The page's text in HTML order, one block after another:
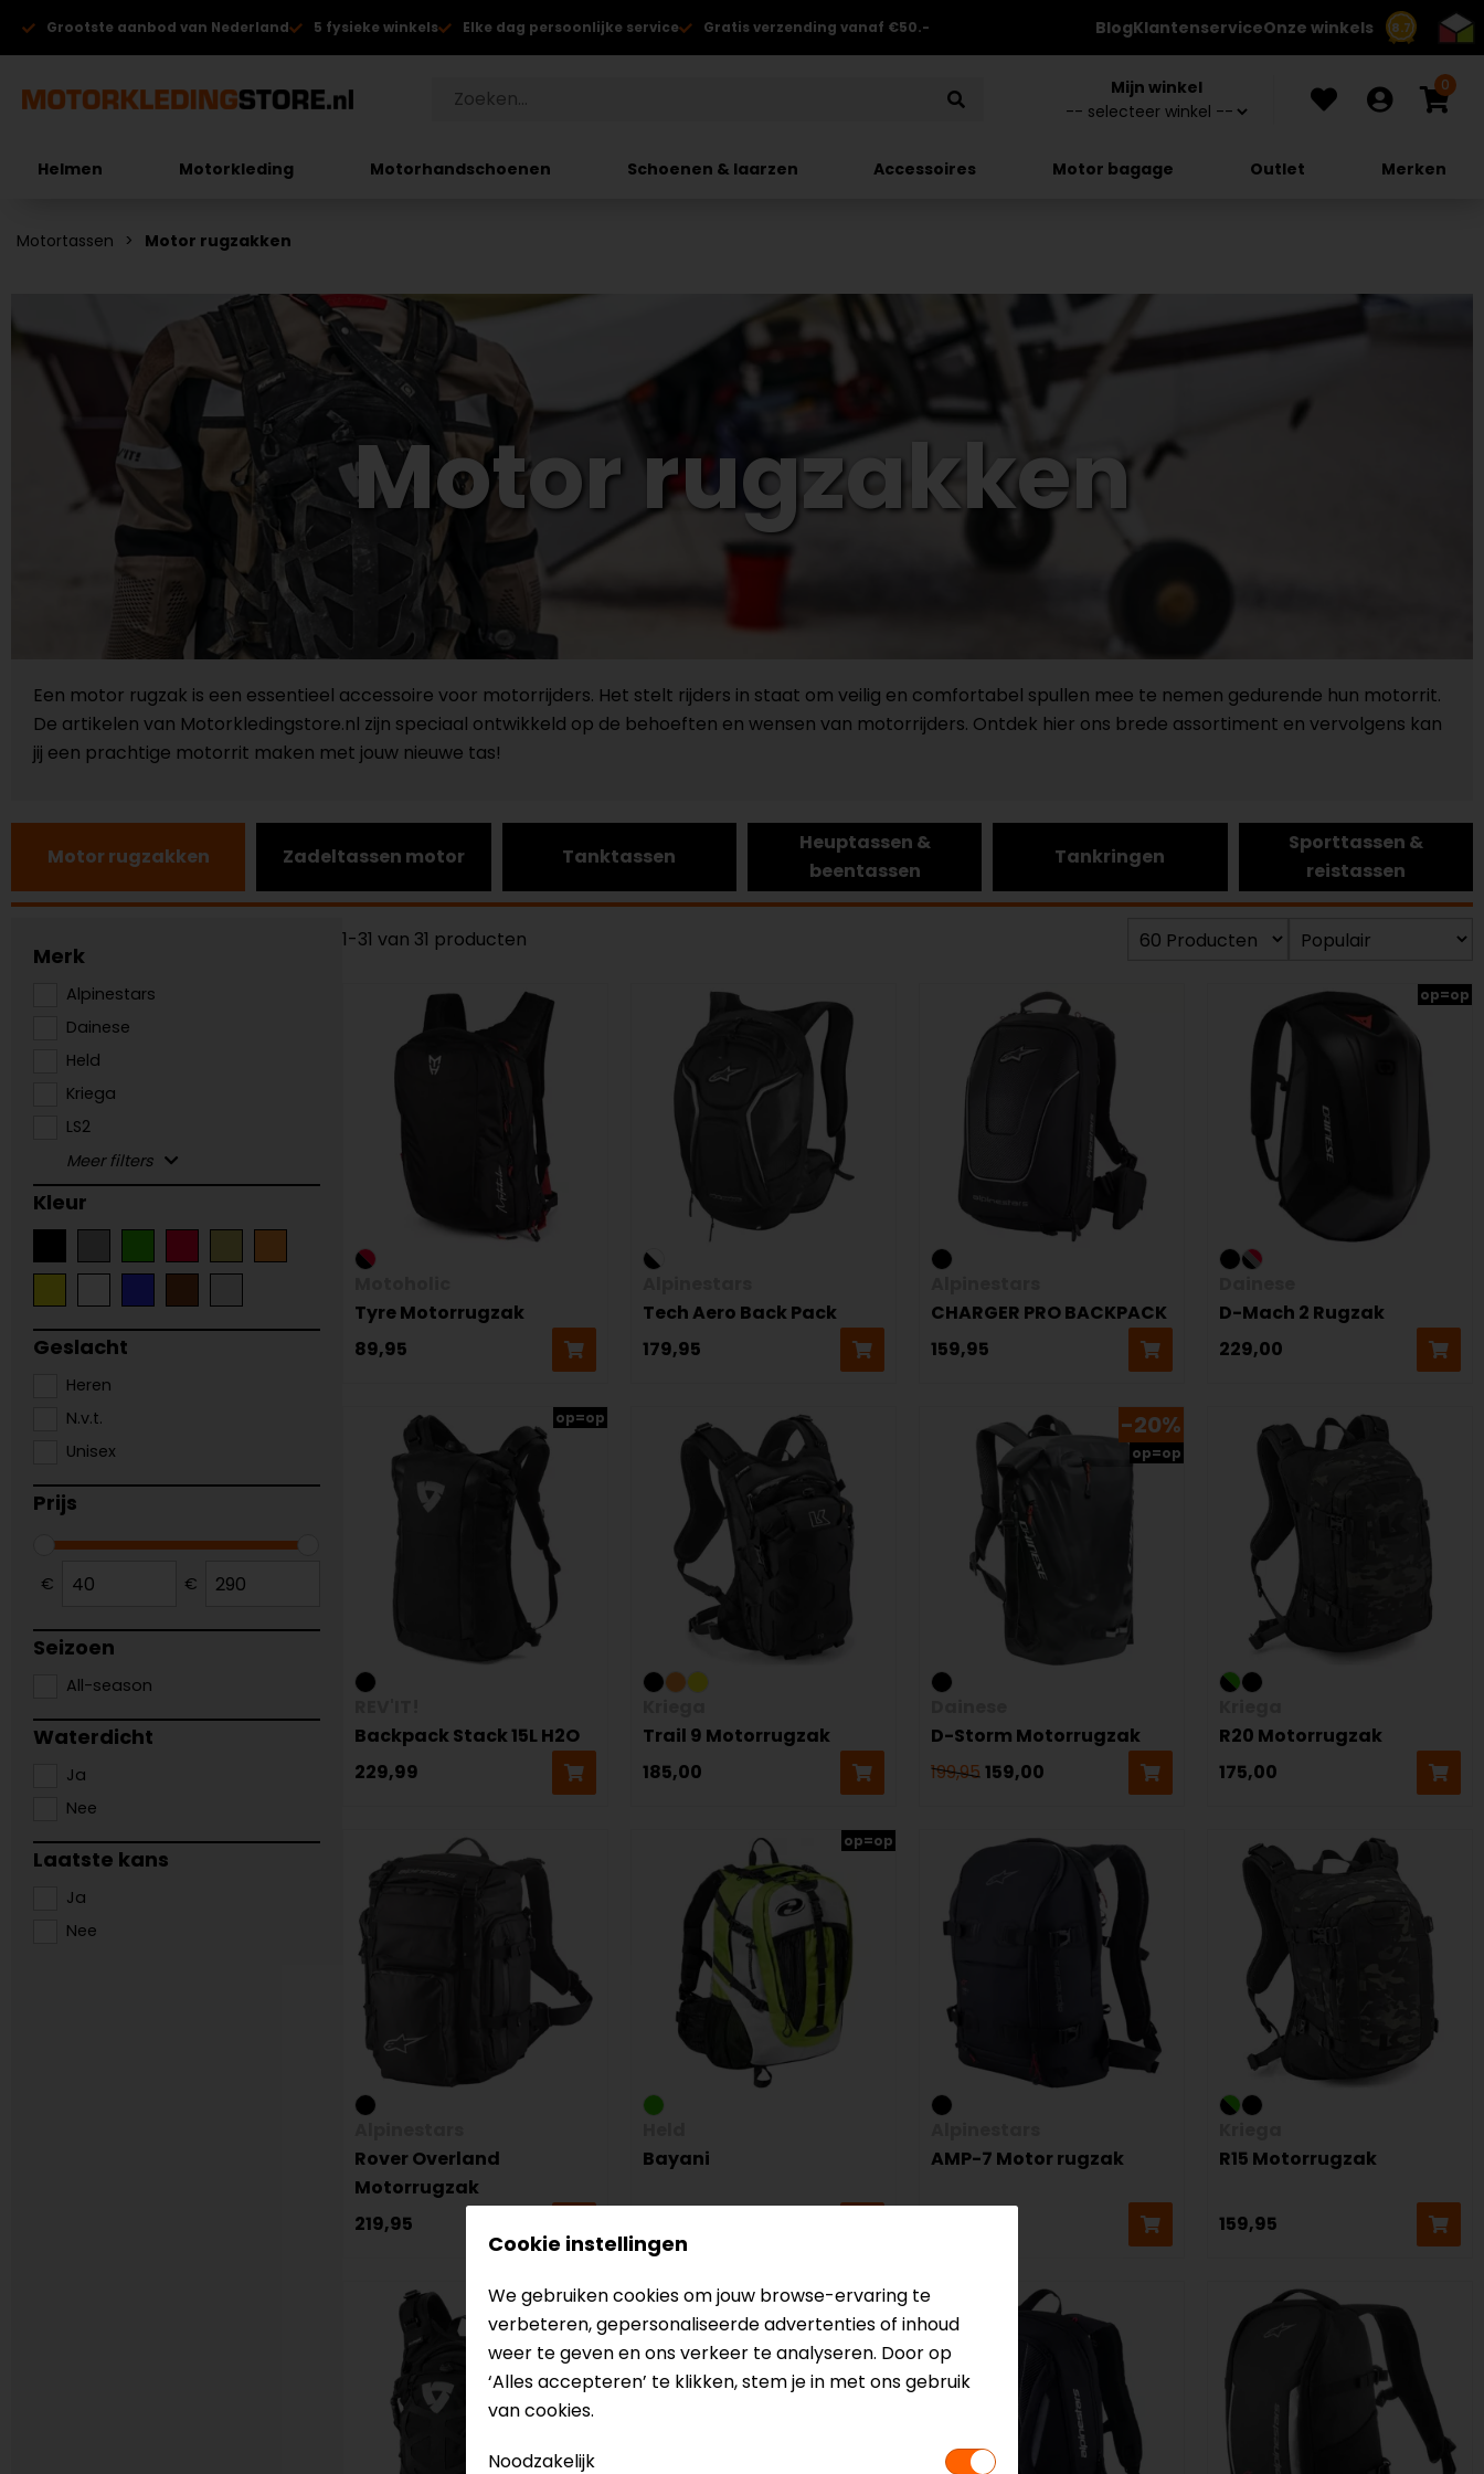
8.7
Grootste aanbod van Nederland 5 fysieke winkels Elke dag persoonlijke service Gratis verzending vanaf €50.- BlogKlantenserviceOnze winkels
Mijn winkel 0
Helmen Motorkleding Motorhandschoenen Schoenen & laarzen Accessoires Motor bagage Outlet Merken
Motortassen Motor rugzakken
Motor rugzakken
Een motor rugzak is een essentieel accessoire voor motorrijders. Het stelt rijders in staat om veilig en comfortabel spullen mee te nemen gedurende hun motorrit.
De artikelen van Motorkledingstore.nl zijn speciaal ontwikkeld op de behoeften en wensen van motorrijders. Ontdek hier ons brede assortiment en vervolgens kan
jij een prachtige motorrit maken met jouw nieuwe tas!
Motor rugzakken Zadeltassen motor Tanktassen
Heuptassen &
beentassen
Tankringen
Sporttassen &
reistassen
Merk
Alpinestars
Dainese
Held
Kriega
LS2
Kleur
Geslacht
Heren
N.v.t.
Unisex
Prijs
€ €
Seizoen
All-season
Waterdicht
Ja
Nee
Laatste kans
Ja
Nee
1-31 van 31 producten
Tyre Motorrugzak
89,95
Tech Aero Back Pack
179,95
CHARGER PRO BACKPACK
159,95
op=op
D-Mach 2 Rugzak
229,00
op=op
Backpack Stack 15L H2O
229,99
Trail 9 Motorrugzak
185,00
-20%
op=op
D-Storm Motorrugzak
199,95 159,00
R20 Motorrugzak
175,00
Rover Overland
Motorrugzak
219,95
op=op
Bayani
AMP-7 Motor rugzak
R15 Motorrugzak
159,95
op=op
Cookie instellingen
We gebruiken cookies om jouw browse-ervaring te
verbeteren, gepersonaliseerde advertenties of inhoud
weer te geven en ons verkeer te analyseren. Door op
‘Alles accepteren’ te klikken, stem je in met ons gebruik
van cookies.
Noodzakelijk